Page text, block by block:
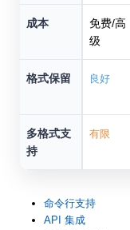
成本
免费/高
级
格式保留 良好
多格式支
持
有限
命令行支持
API 集成